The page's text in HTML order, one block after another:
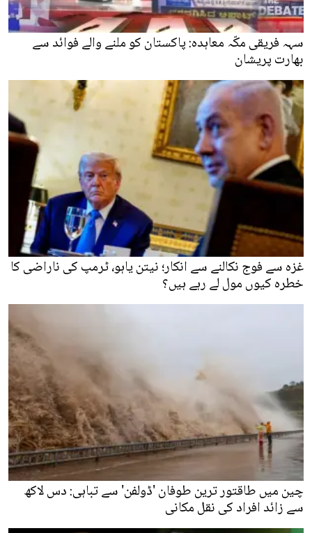
سہہ فریقی مکّہ معاہدہ: پاکستان کو ملنے والے فوائد سے
بھارت پریشان
غزہ سے فوج نکالنے سے انکار؛ نیتن یاہو، ٹرمپ کی ناراضی کا
خطرہ کیوں مول لے رہے ہیں؟
چین میں طاقتور ترین طوفان 'ڈولفن' سے تباہی: دس لاکھ
سے زائد افراد کی نقل مکانی